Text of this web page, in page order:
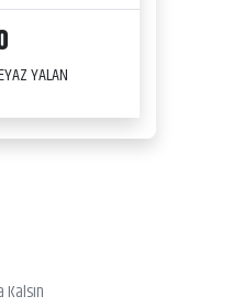
YALAN
Kalsın